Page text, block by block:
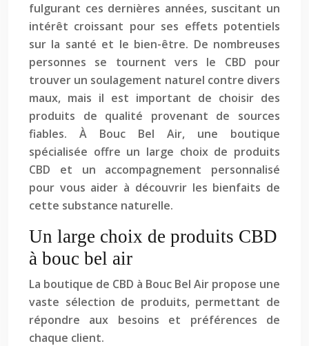
fulgurant ces dernières années, suscitant un
intérêt croissant pour ses effets potentiels
sur la santé et le bien-être. De nombreuses
personnes se tournent vers le CBD pour
trouver un soulagement naturel contre divers
maux, mais il est important de choisir des
produits de qualité provenant de sources
fiables. À Bouc Bel Air, une boutique
spécialisée offre un large choix de produits
CBD et un accompagnement personnalisé
pour vous aider à découvrir les bienfaits de
cette substance naturelle.
Un large choix de produits CBD
à bouc bel air
La boutique de CBD à Bouc Bel Air propose une
vaste sélection de produits, permettant de
répondre aux besoins et préférences de
chaque client.